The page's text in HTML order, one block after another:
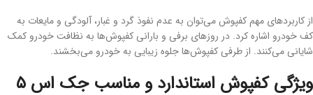
از کاربرد‌های مهم کفپوش می‌توان به عدم نفوذ گرد و غبار، آلودگی و مایعات به
کف خودرو اشاره کرد. در روز‌های برفی و بارانی کفپوش‌ها به نظافت خودرو کمک
شایانی می‌کنند. از طرفی کفپوش‌ها جلوه زیبایی به خودرو می‌بخشند.
ویژگی‌ کفپوش استاندارد و مناسب جک اس ۵